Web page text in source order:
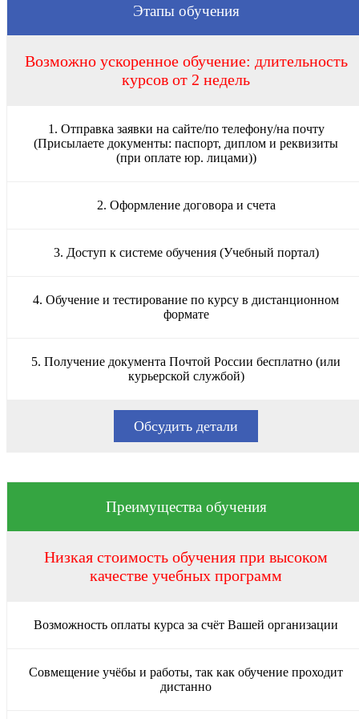
Этапы обучения
Возможно ускоренное обучение: длительность
курсов от 2 недель
1. Отправка заявки на сайте/по телефону/на почту
(Присылаете документы: паспорт, диплом и реквизиты
(при оплате юр. лицами))
2. Оформление договора и счета
3. Доступ к системе обучения (Учебный портал)
4. Обучение и тестирование по курсу в дистанционном
формате
5. Получение документа Почтой России бесплатно (или
курьерской службой)
Обсудить детали
Преимущества обучения
Низкая стоимость обучения при высоком
качестве учебных программ
Возможность оплаты курса за счёт Вашей организации
Совмещение учёбы и работы, так как обучение проходит
дистанно